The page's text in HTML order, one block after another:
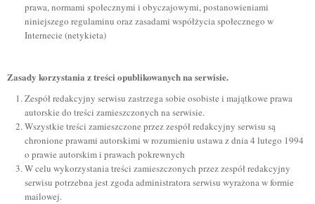
prawa, normami społecznymi i obyczajowymi, postanowieniami
niniejszego regulaminu oraz zasadami współżycia społecznego w
Internecie (netykieta)
Zasady korzystania z treści opublikowanych na serwisie.
Zespół redakcyjny serwisu zastrzega sobie osobiste i majątkowe prawa
autorskie do treści zamieszczonych na serwisie.
Wszystkie treści zamieszczone przez zespół redakcyjny serwisu są
chronione prawami autorskimi w rozumieniu ustawa z dnia 4 lutego 1994
o prawie autorskim i prawach pokrewnych
W celu wykorzystania treści zamieszczonych przez zespół redakcyjny
serwisu potrzebna jest zgoda administratora serwisu wyrażona w formie
mailowej.